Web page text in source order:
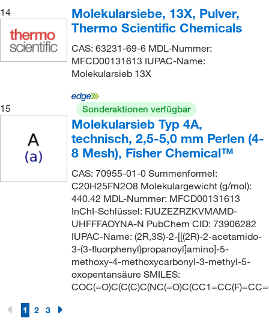
14
Molekularsiebe, 13X, Pulver,
Thermo Scientific Chemicals
CAS: 63231-69-6 MDL-Nummer:
MFCD00131613 IUPAC-Name:
Molekularsieb 13X
15 Sonderaktionen verfügbar
Molekularsieb Typ 4A,
technisch, 2,5-5,0 mm Perlen (4-
8 Mesh), Fisher Chemical™
CAS: 70955-01-0 Summenformel:
C20H25FN2O8 Molekulargewicht (g/mol):
440.42 MDL-Nummer: MFCD00131613
InChI-Schlüssel: FJUZEZRZKVMAMD-
UHFFFAOYNA-N PubChem CID: 73906282
IUPAC-Name: (2R,3S)-2-[[(2R)-2-acetamido-
3-(3-fluorphenyl)propanoyl]amino]-5-
methoxy-4-methoxycarbonyl-3-methyl-5-
oxopentansäure SMILES:
1 2 3